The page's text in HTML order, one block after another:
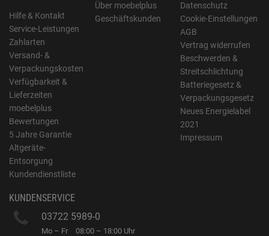
Hilfe & Kontakt
Service-Leistungen
Zahlarten
Versand- &
Verpackungskosten
Verfügbarkeit &
Lieferzeiten
moebelplus
Bewertungen
5 Jahre Garantie
Altgeräte-
Entsorgung
Kundendienstliste
Über moebelplus
Geschäftskunden
Datenschutz
Cookie-Einstellungen
AGB
Vertrag widerrufen
Beschwerden &
Streitschlichtung
Batteriegesetz &
Verpackungsgesetz
Neues Energielabel
2021
Impressum
KUNDENSERVICE
03722 5989-0
Mo – Fr 08:00 – 18:00 Uhr